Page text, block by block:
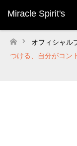
Miracle Spirit's
ホーム
オフィシャル
つける、自分がコン